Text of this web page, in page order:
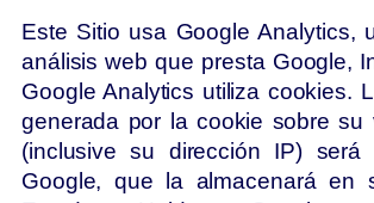
Este Sitio usa Google Analytics,
análisis web que presta Google,
Google Analytics utiliza cookies.
generada por la cookie sobre su
(inclusive su dirección IP) será
Google, que la almacenará en